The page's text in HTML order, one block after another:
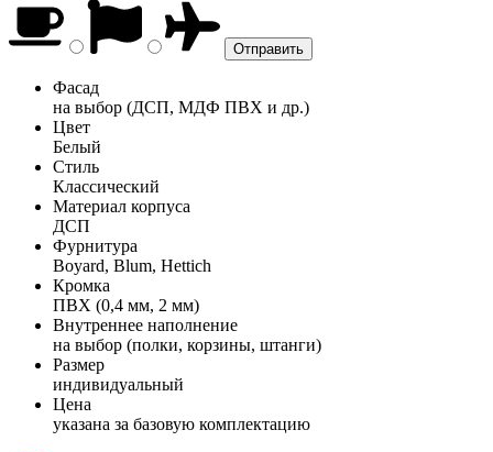
Фасад
на выбор (ДСП, МДФ ПВХ и др.)
Цвет
Белый
Стиль
Классический
Материал корпуса
ДСП
Фурнитура
Boyard, Blum, Hettich
Кромка
ПВХ (0,4 мм, 2 мм)
Внутреннее наполнение
на выбор (полки, корзины, штанги)
Размер
индивидуальный
Цена
указана за базовую комплектацию